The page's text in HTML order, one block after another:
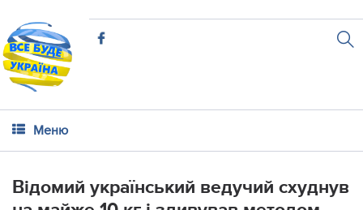
Меню
Відомий український ведучий схуднув